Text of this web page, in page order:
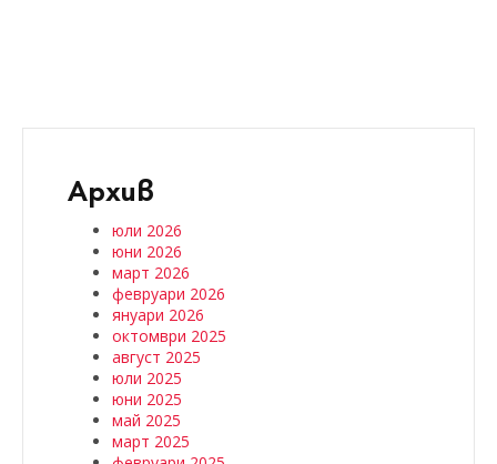
Архив
юли 2026
юни 2026
март 2026
февруари 2026
януари 2026
октомври 2025
август 2025
юли 2025
юни 2025
май 2025
март 2025